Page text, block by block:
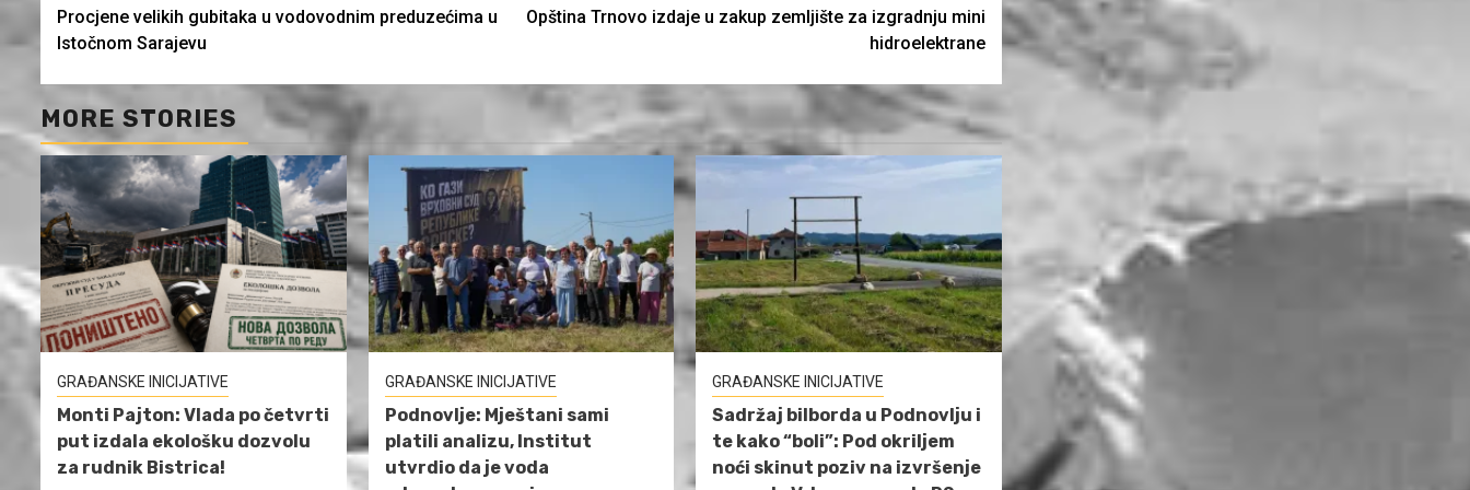
Reading
Procjene velikih gubitaka u vodovodnim preduzećima u
Istočnom Sarajevu
Opština Trnovo izdaje u zakup zemljište za izgradnju mini
hidroelektrane
MORE STORIES
GRAĐANSKE INICIJATIVE
Monti Pajton: Vlada po četvrti
put izdala ekološku dozvolu
za rudnik Bistrica!
GRAĐANSKE INICIJATIVE
Podnovlje: Mještani sami
platili analizu, Institut
utvrdio da je voda
GRAĐANSKE INICIJATIVE
Sadržaj bilborda u Podnovlju i
te kako “boli”: Pod okriljem
noći skinut poziv na izvršenje